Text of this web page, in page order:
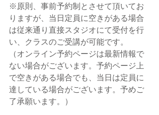
※原則、事前予約制とさせて頂いてお
りますが、当日定員に空きがある場合
は従来通り直接スタジオにて受付を行
い、クラスのご受講が可能です。
（オンライン予約ページは最新情報で
ない場合がございます。予約ページ上
で空きがある場合でも、当日は定員に
達している場合がございます。予めご
了承願います。）